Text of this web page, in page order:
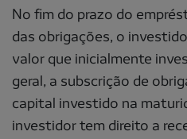
No fim do prazo do
das obrigações, o
valor que inicialmente
geral, a subscrição de
capital investido na
investidor tem direito a